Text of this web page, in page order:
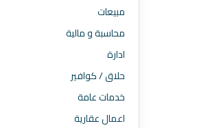
مبيعات
محاسبة و مالية
ادارة
حلاق / كوافير
خدمات عامة
اعمال عقارية